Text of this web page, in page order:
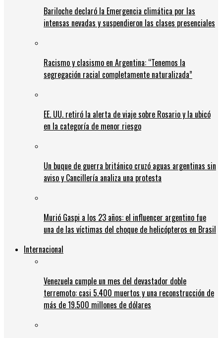
Bariloche declaró la Emergencia climática por las
intensas nevadas y suspendieron las clases presenciales
Racismo y clasismo en Argentina: “Tenemos la
segregación racial completamente naturalizada”
EE. UU. retiró la alerta de viaje sobre Rosario y la ubicó
en la categoría de menor riesgo
Un buque de guerra británico cruzó aguas argentinas sin
aviso y Cancillería analiza una protesta
Murió Gaspi a los 23 años: el influencer argentino fue
una de las víctimas del choque de helicópteros en Brasil
Internacional
Venezuela cumple un mes del devastador doble
terremoto: casi 5.400 muertos y una reconstrucción de
más de 19.500 millones de dólares